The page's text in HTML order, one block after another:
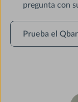
pregunta con
Prueba el